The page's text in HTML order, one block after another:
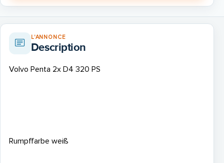
L'ANNONCE
Description
Volvo Penta 2x D4 320 PS
Rumpffarbe weiß